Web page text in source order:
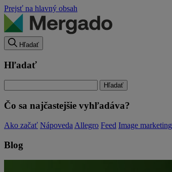
Prejsť na hlavný obsah
Hľadať
Hľadať
Čo sa najčastejšie vyhľadáva?
Ako začať Nápoveda Allegro Feed Image marketing
Blog